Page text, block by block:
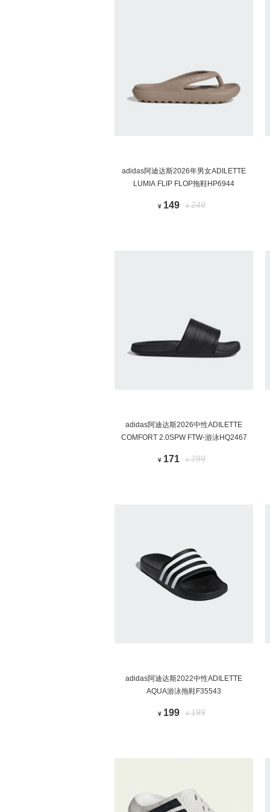
adidas阿迪达斯2026年男女ADILETTE
LUMIA FLIP FLOP拖鞋HP6944
¥ 149 ¥249
adidas阿迪达斯2026中性ADILETTE
COMFORT 2.0SPW FTW-游泳HQ2467
¥ 171 ¥299
adidas阿迪达斯2022中性ADILETTE
AQUA游泳拖鞋F35543
¥ 199 ¥199